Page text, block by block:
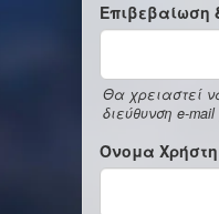
Επιβεβαίωση
Θα χρειαστεί
διεύθυνση e-
Όνομα Χρήστη